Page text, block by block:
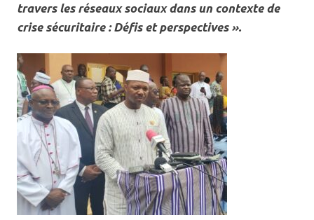
travers les réseaux sociaux dans un contexte de
crise sécuritaire : Défis et perspectives ».